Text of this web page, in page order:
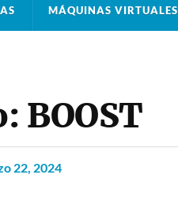
MÁQUINAS VIRTUALES
BOOST
22, 2024